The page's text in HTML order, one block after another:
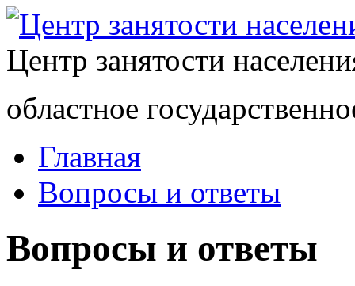
Центр занятости
областное
Главная
Вопросы и ответы
Вопросы и ответы